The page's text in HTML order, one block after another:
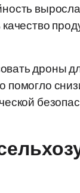
дроны
помогло